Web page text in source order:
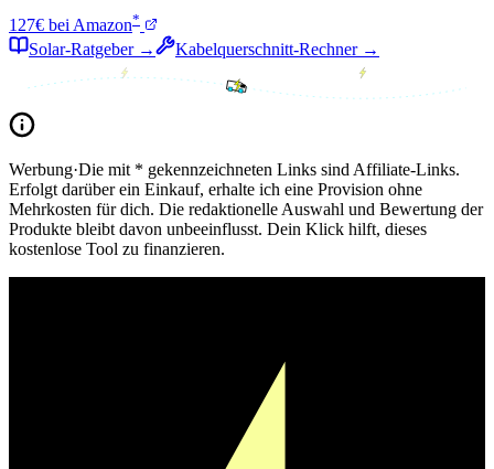
127€ bei Amazon*
Solar-Ratgeber → Kabelquerschnitt-Rechner →
Werbung·Die mit * gekennzeichneten Links sind Affiliate-Links.
Erfolgt darüber ein Einkauf, erhalte ich eine Provision ohne
Mehrkosten für dich. Die redaktionelle Auswahl und Bewertung der
Produkte bleibt davon unbeeinflusst. Dein Klick hilft, dieses
kostenlose Tool zu finanzieren.